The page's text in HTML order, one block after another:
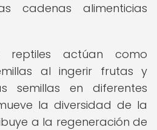
cadenas alimenticias
reptiles actúan como
al ingerir frutas y
semillas en diferentes
la diversidad de la
a la regeneración de